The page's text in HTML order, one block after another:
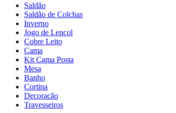
Saldão
Saldão de Colchas
Inverno
Jogo de Lençol
Cobre Leito
Cama
Kit Cama Posta
Mesa
Banho
Cortina
Decoração
Travesseiros